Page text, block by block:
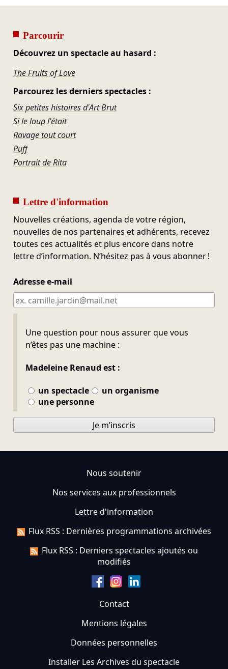
Parcourir
Découvrez un spectacle au hasard :
The Fruits of Love
Parcourez les derniers spectacles :
Six petites histoires d'Art Brut
Si le loup l'était
Ravage tout court
Puff
Portrait de Rita
Lettre d'information
Nouvelles créations, agenda de votre région,
nouvelles de nos partenaires et adhérents, recevez
toutes ces actualités et plus encore dans notre
lettre d’information. N’hésitez pas à vous abonner !
Adresse e-mail
Une question pour nous assurer que vous
n’êtes pas une machine :
Madeleine Renaud est :
un spectacle
un organisme
une personne
Ne pas remplir
Je m’inscris
Nous soutenir
Nos services aux professionnels
Lettre d'information
Flux RSS : Dernières programmations archivées
Flux RSS : Derniers spectacles ajoutés ou
modifiés
Contact
Mentions légales
Données personnelles
Installer Les Archives du spectacle